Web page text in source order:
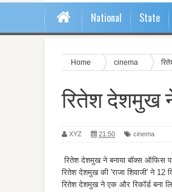
National State
Home cinema
रितेश देशमुख
XYZ 21:50 cinema
रितेश देशमुख ने बनाया बॉक्स ऑफिस
रितेश देशमुख की 'राजा शिवाजी' ने 12
रितेश देशमुख ने एक और रिकॉर्ड बना